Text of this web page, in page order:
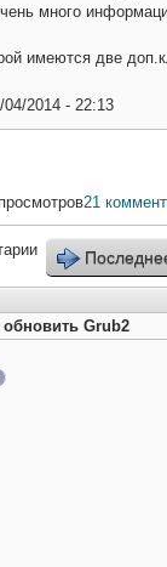
много
имеются две
04/2014 - 22:13
21
обновить Grub2